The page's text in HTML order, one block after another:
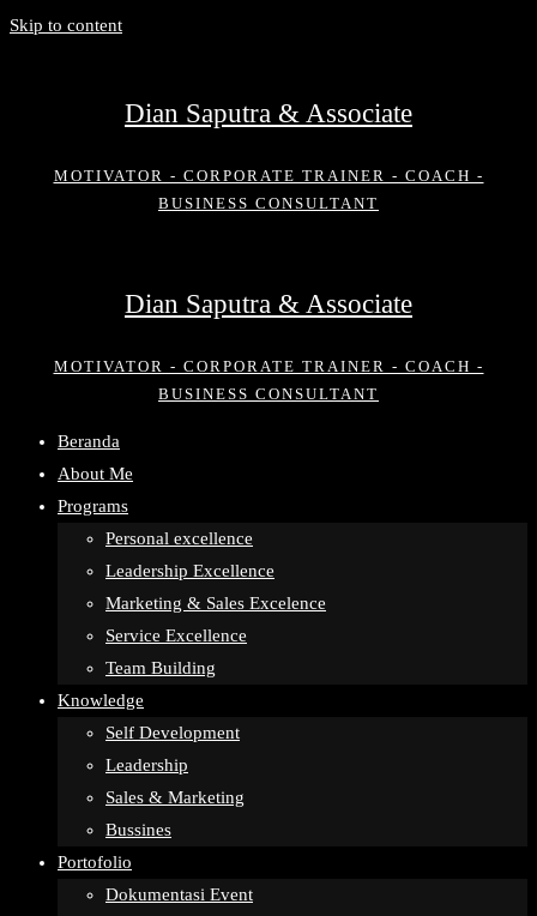
Skip to content
Dian Saputra & Associate
MOTIVATOR - CORPORATE TRAINER - COACH -
BUSINESS CONSULTANT
Dian Saputra & Associate
MOTIVATOR - CORPORATE TRAINER - COACH -
BUSINESS CONSULTANT
Beranda
About Me
Programs
Personal excellence
Leadership Excellence
Marketing & Sales Excelence
Service Excellence
Team Building
Knowledge
Self Development
Leadership
Sales & Marketing
Bussines
Portofolio
Dokumentasi Event